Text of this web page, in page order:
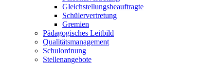
Gleichstellungsbeauftragte
Schülervertretung
Gremien
Pädagogisches Leitbild
Qualitätsmanagement
Schulordnung
Stellenangebote